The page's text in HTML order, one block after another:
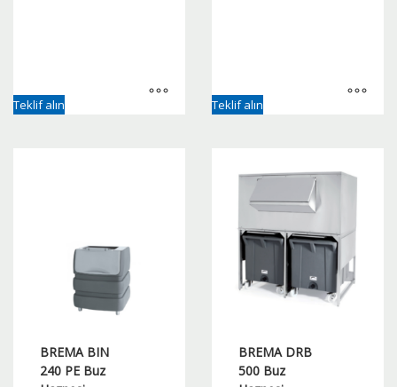
Teklif alın Teklif alın
BREMA BIN
240 PE Buz
BREMA DRB
500 Buz